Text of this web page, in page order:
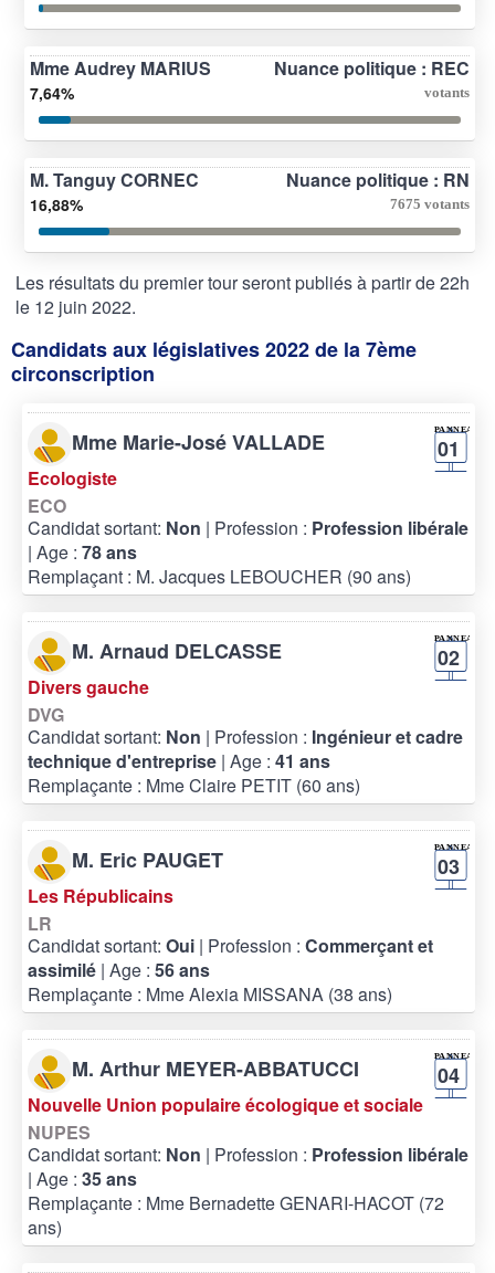
Mme Audrey MARIUS Nuance politique : REC
7,64% votants
M. Tanguy CORNEC Nuance politique : RN
16,88% 7675 votants
Les résultats du premier tour seront publiés à partir de 22h
le 12 juin 2022.
Candidats aux législatives 2022 de la 7ème
circonscription
Mme Marie-José VALLADE 01
Ecologiste
ECO
Candidat sortant: Non | Profession : Profession libérale
| Age : 78 ans
Remplaçant : M. Jacques LEBOUCHER (90 ans)
M. Arnaud DELCASSE 02
Divers gauche
DVG
Candidat sortant: Non | Profession : Ingénieur et cadre
technique d'entreprise | Age : 41 ans
Remplaçante : Mme Claire PETIT (60 ans)
M. Eric PAUGET 03
Les Républicains
LR
Candidat sortant: Oui | Profession : Commerçant et
assimilé | Age : 56 ans
Remplaçante : Mme Alexia MISSANA (38 ans)
M. Arthur MEYER-ABBATUCCI 04
Nouvelle Union populaire écologique et sociale
NUPES
Candidat sortant: Non | Profession : Profession libérale
| Age : 35 ans
Remplaçante : Mme Bernadette GENARI-HACOT (72
ans)